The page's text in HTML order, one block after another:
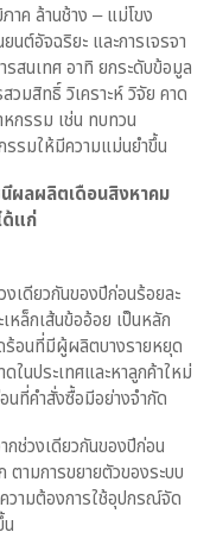
ค ล้านช้าง – แม่โขง
นต์อัจฉริยะ และการเจรจา
รสนเทศ อาทิ ยกระดับข้อมูล
มสิทธิ์ วิเคราะห์ วิจัย คาด
กรรม เช่น ทบทวน
รรมให้มีความแม่นยำขึ้น
ผลผลิตเดือนสิงหาคม
ด้แก่
งเดียวกันของปีก่อนร้อยละ
หล็กเส้นข้ออ้อย เป็นหลัก
อนที่มีผู้ผลิตบางรายหยุด
นประเทศและหาลูกค้าใหม่
นที่คำสั่งซื้อมีอย่างจำกัด
กช่วงเดียวกันของปีก่อน
ามการขยายตัวของระบบ
วามต้องการใช้อุปกรณ์จัด